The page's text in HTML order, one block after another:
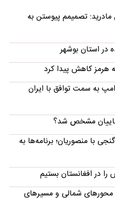
مادرید: تصمیمم پیوستن به
در استان بوشهر
هرمز کاهش پیدا کرد
ترامپ به سمت توافق با ایران
مشخص شد؟
با منصوریان؛ برنامه‌ها به
را در افغانستان بستیم
محورهای شمالی و مسیرهای